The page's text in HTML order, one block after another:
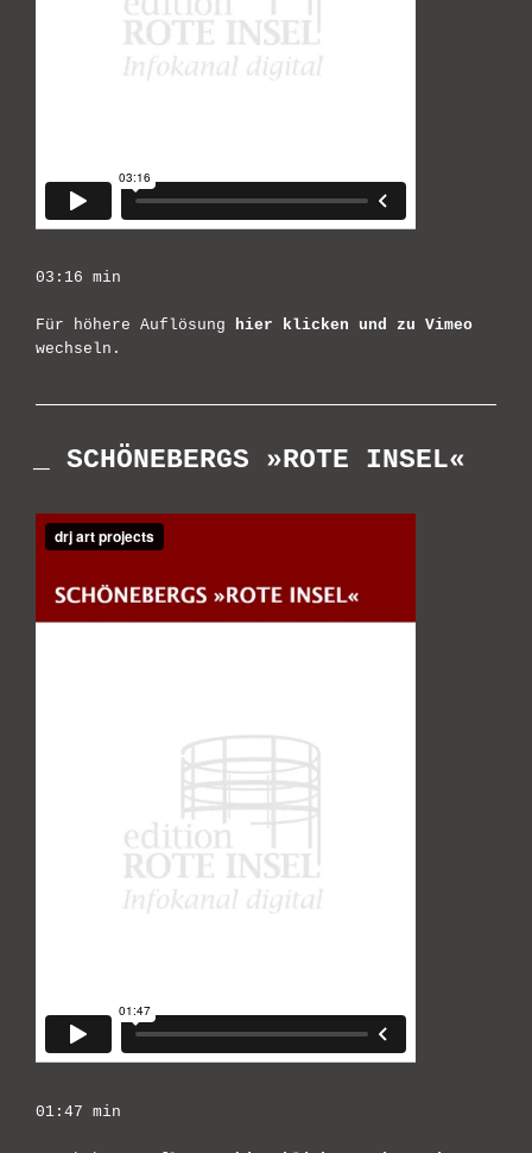
03:16 min
Für höhere Auflösung hier klicken und zu Vimeo
wechseln.
_ SCHÖNEBERGS »ROTE INSEL«
01:47 min